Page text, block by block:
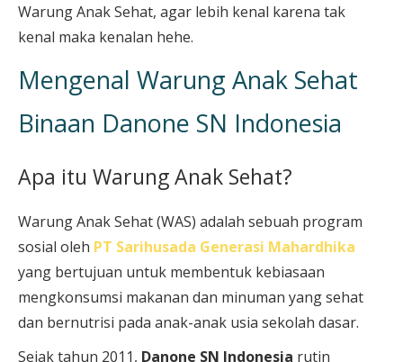
Warung Anak Sehat, agar lebih kenal karena tak
kenal maka kenalan hehe.
Mengenal Warung Anak Sehat
Binaan Danone SN Indonesia
Apa itu Warung Anak Sehat?
Warung Anak Sehat (WAS) adalah sebuah program
sosial oleh PT Sarihusada Generasi Mahardhika
yang bertujuan untuk membentuk kebiasaan
mengkonsumsi makanan dan minuman yang sehat
dan bernutrisi pada anak-anak usia sekolah dasar.
Sejak tahun 2011, Danone SN Indonesia rutin